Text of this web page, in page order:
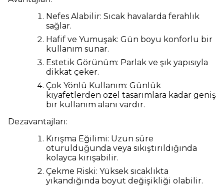
Nefes Alabilir: Sıcak havalarda ferahlık
sağlar.
Hafif ve Yumuşak: Gün boyu konforlu bir
kullanım sunar.
Estetik Görünüm: Parlak ve şık yapısıyla
dikkat çeker.
Çok Yönlü Kullanım: Günlük
kıyafetlerden özel tasarımlara kadar geniş
bir kullanım alanı vardır.
Dezavantajları:
Kırışma Eğilimi: Uzun süre
oturulduğunda veya sıkıştırıldığında
kolayca kırışabilir.
Çekme Riski: Yüksek sıcaklıkta
yıkandığında boyut değişikliği olabilir.